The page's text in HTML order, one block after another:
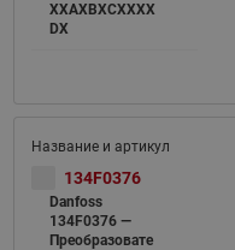
XXAXBXCXXXX
DX
134F0376
Danfoss
134F0376 —
Преобразовате